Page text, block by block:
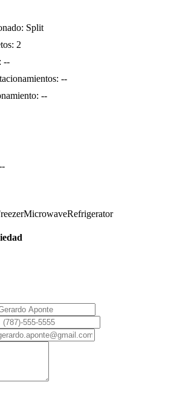
: Split
: 2
: --
: --
: --
MicrowaveRefrigerator